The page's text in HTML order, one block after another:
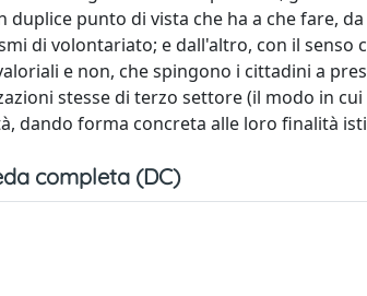
punto di vista che ha a che fare,
di volontariato; e dall'altro, con il senso
e non, che spingono i cittadini a
stesse di terzo settore (il modo in
dando forma concreta alle loro finalità
completa (DC)